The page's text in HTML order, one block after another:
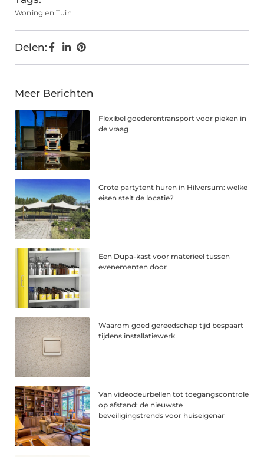
Woning en Tuin
Delen:
Meer Berichten
Flexibel goederentransport voor pieken in
de vraag
Grote partytent huren in Hilversum: welke
eisen stelt de locatie?
Een Dupa-kast voor materieel tussen
evenementen door
Waarom goed gereedschap tijd bespaart
tijdens installatiewerk
Van videodeurbellen tot toegangscontrole
op afstand: de nieuwste
beveiligingstrends voor huiseigenar